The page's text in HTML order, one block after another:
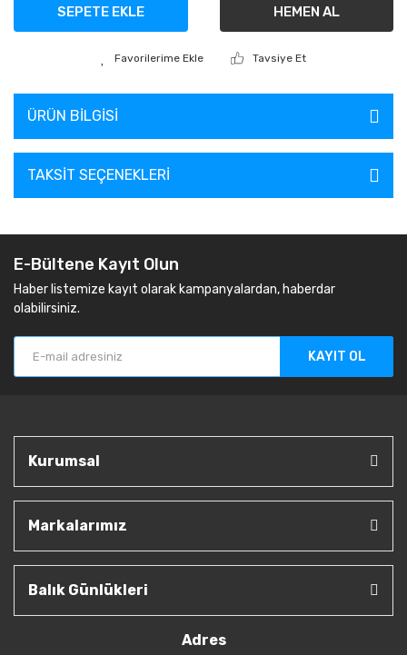
SEPETE EKLE HEMEN AL
Tavsiye Et
ÜRÜN BILGISI
TAKSIT SEÇENEKLERI
E-Bültene Kayıt Olun
Haber listemize kayıt olarak kampanyalardan, haberdar
olabilirsiniz.
KAYIT OL
Kurumsal
Markalarımız
Balık Günlükleri
Adres